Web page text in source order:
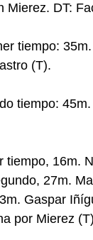
Mierez. DT:
tiempo:
(T).
tiempo:
tiempo, 16m.
27m.
Gaspar
por Mierez